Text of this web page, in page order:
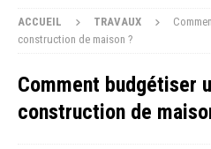
ACCUEIL TRAVAUX
construction de maison ?
Comment budgétiser
construction de